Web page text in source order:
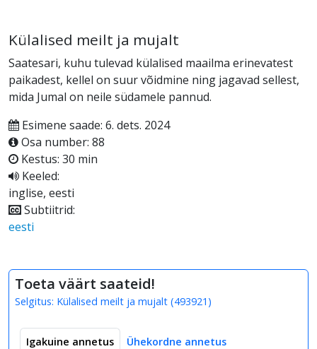
Külalised meilt ja mujalt
Saatesari, kuhu tulevad külalised maailma erinevatest
paikadest, kellel on suur võidmine ning jagavad sellest,
mida Jumal on neile südamele pannud.
Esimene saade: 6. dets. 2024
Osa number: 88
Kestus: 30 min
Keeled:
inglise, eesti
Subtiitrid:
eesti
Toeta väärt saateid!
Selgitus: Külalised meilt ja mujalt (493921 )
Igakuine annetus Ühekordne annetus